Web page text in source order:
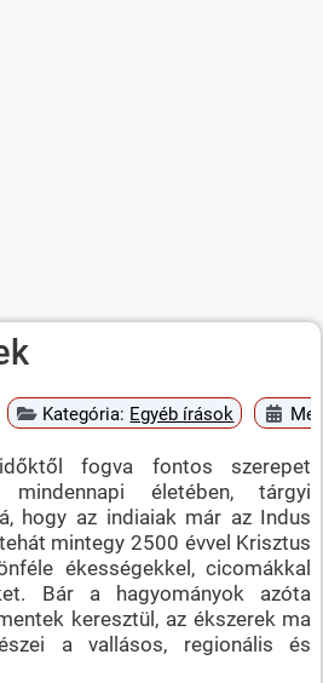
Kategória: Egyéb írások
fogva fontos szerepet
életében, tárgyi
hogy az indiaiak már az Indus
mintegy 2500 évvel Krisztus
ékességekkel, cicomákkal
Bár a hagyományok azóta
keresztül, az ékszerek ma
a vallásos, regionális és